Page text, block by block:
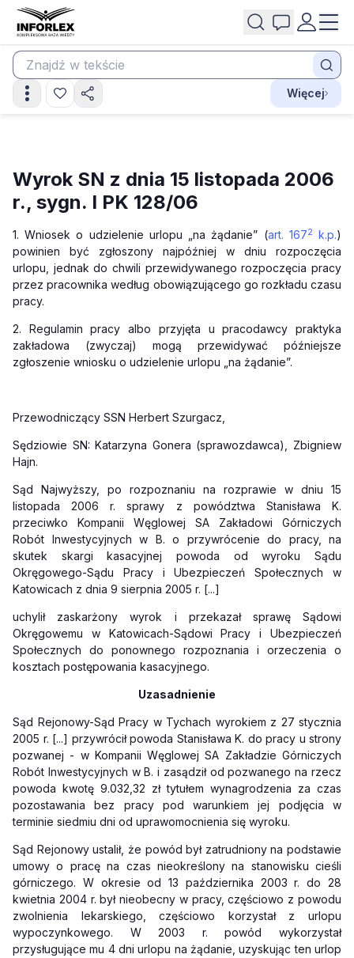
Więcej
Wyrok SN z dnia 15 listopada 2006
r., sygn. I PK 128/06
1. Wniosek o udzielenie urlopu „na żądanie” (art. 1672 k.p.)
powinien być zgłoszony najpóźniej w dniu rozpoczęcia
urlopu, jednak do chwili przewidywa­nego rozpoczęcia pracy
przez pracownika według obowiązującego go rozkładu czasu
pracy.
2. Regulamin pracy albo przyjęta u pracodawcy praktyka
zakładowa (zwyczaj) mogą przewidywać późniejsze
zgłoszenie wniosku o udzielenie urlopu „na żądanie”.
Przewodniczący SSN Herbert Szurgacz,
Sędziowie SN: Katarzyna Gonera (sprawozdawca), Zbigniew
Hajn.
Sąd Najwyższy, po rozpoznaniu na rozprawie w dniu 15
listopada 2006 r. sprawy z powództwa Stanisława K.
przeciwko Kompanii Węglowej SA Zakładowi Górniczych
Robót Inwestycyjnych w B. o przywrócenie do pracy, na
skutek skargi kasacyjnej powoda od wyroku Sądu
Okręgowego-Sądu Pracy i Ubezpieczeń Społecznych w
Katowicach z dnia 9 sierpnia 2005 r. [...]
uchylił zaskarżony wyrok i przekazał sprawę Sądowi
Okręgowemu w Katowicach-Sądowi Pracy i Ubezpieczeń
Społecznych do ponownego rozpoznania i orzeczenia o
kosztach postępowania kasacyjnego.
Uzasadnienie
Sąd Rejonowy-Sąd Pracy w Tychach wyrokiem z 27 stycznia
2005 r. [...] przywrócił powoda Stanisława K. do pracy u strony
pozwanej - w Kompanii Węglowej SA Zakładzie Górniczych
Robót Inwestycyjnych w B. i zasądził od pozwanego na rzecz
powoda kwotę 9.032,32 zł tytułem wynagrodzenia za czas
pozostawania bez pracy pod warunkiem jej podjęcia w
terminie siedmiu dni od uprawomocnienia się wyroku.
Sąd Rejonowy ustalił, że powód był zatrudniony na podstawie
umowy o pracę na czas nieokreślony na stanowisku cieśli
górniczego. W okresie od 13 października 2003 r. do 28
kwietnia 2004 r. był nieobecny w pracy, częściowo z powodu
zwolnie­nia lekarskiego, częściowo korzystał z urlopu
wypoczynkowego. W 2003 r. powód wykorzystał
przysługujące mu 4 dni urlopu na żądanie, uzyskując ten urlop